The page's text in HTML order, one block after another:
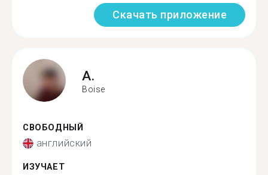
Скачать приложение
A.
Boise
СВОБОДНЫЙ
английский
ИЗУЧАЕТ